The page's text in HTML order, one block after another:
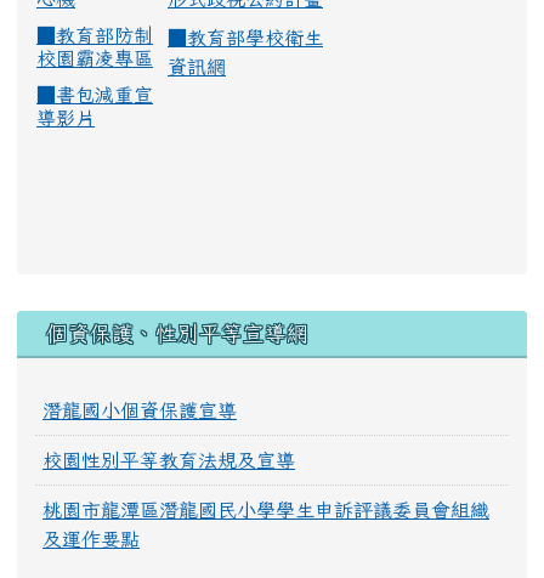
教育部防制
校園霸凌專區
教育部學校衛生
資訊網
書包減重宣
導影片
個資保護、性別平等宣導網
潛龍國小個資保護宣導
校園性別平等教育法規及宣導
桃園市龍潭區潛龍國民小學學生申訴評議委員會組織
及運作要點